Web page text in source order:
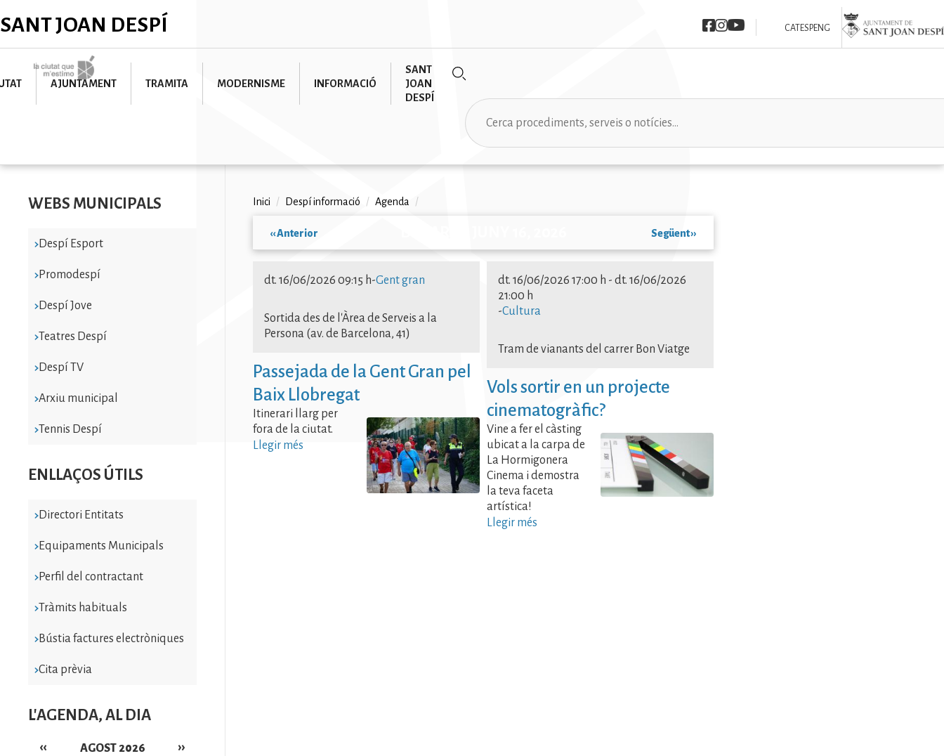
al
SANT JOAN DESPÍ Imatge
Imatge
Imatge CAT ESPENG
Imatge
Imatge
AJUNTAMENT TRAMITA MODERNISME INFORMACIÓ
SANT
JOAN
DESPÍ
Cerca
WEBS MUNICIPALS
Despí Esport
Promodespí
Despí Jove
Teatres Despí
Despí TV
Arxiu municipal
Tennis Despí
ENLLAÇOS ÚTILS
Directori Entitats
Equipaments Municipals
Perfil del contractant
Tràmits habituals
Bústia factures electròniques
Cita prèvia
L'AGENDA, AL DIA
AGOST 2026
‹‹ ››
Fil
d'ariadna
Inici / Despí informació / Agenda /
Paginació
‹‹Anterior Següent››
dt. 16/06/2026 09:15 h-Gent gran
Sortida des de l'Àrea de Serveis a la
Persona (av. de Barcelona, 41)
Passejada de la Gent Gran pel
Baix Llobregat
Itinerari llarg per
fora de la ciutat.
Llegir més
dt. 16/06/2026 17:00 h - dt. 16/06/2026
21:00 h
-Cultura
Tram de vianants del carrer Bon Viatge
Vols sortir en un projecte
cinematogràfic?
Vine a fer el càsting
ubicat a la carpa de
La Hormigonera
Cinema i demostra
la teva faceta
artística!
Llegir més